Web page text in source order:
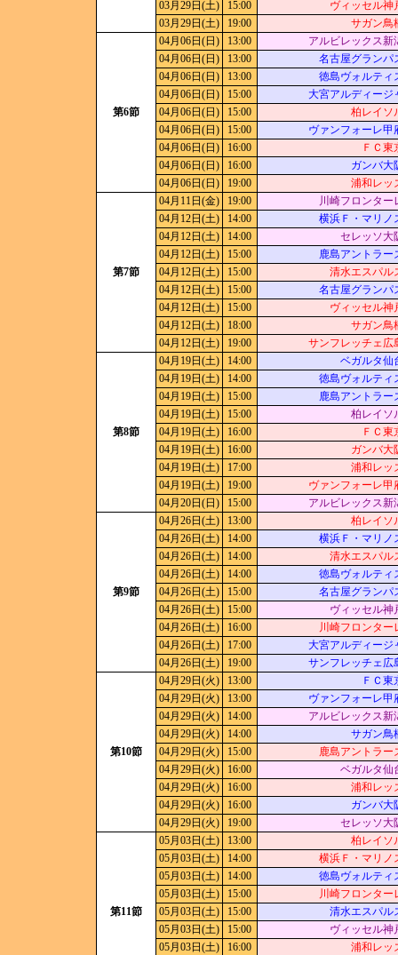
03月29日(土)
15:00
ヴィッセル神
03月29日(土)
19:00 サガン鳥
第6節
04月06日(日) 13:00
アルビレックス新
04月06日(日)
13:00
名古屋グランパ
04月06日(日)
13:00
徳島ヴォルティ
04月06日(日)
15:00
大宮アルディージ
04月06日(日)
15:00
柏レイソ
04月06日(日)
15:00
ヴァンフォーレ甲
04月06日(日)
16:00
ＦＣ東
04月06日(日)
16:00
ガンバ大
04月06日(日)
19:00 浦和レッ
第7節
04月11日(金) 19:00
川崎フロンター
04月12日(土)
14:00
横浜Ｆ・マリノ
04月12日(土)
14:00
セレッソ大
04月12日(土)
15:00
鹿島アントラー
04月12日(土)
15:00
清水エスパル
04月12日(土)
15:00
名古屋グランパ
04月12日(土)
15:00
ヴィッセル神
04月12日(土)
18:00
サガン鳥
04月12日(土)
19:00 サンフレッチェ広
第8節
04月19日(土) 14:00
ベガルタ仙
04月19日(土)
14:00
徳島ヴォルティ
04月19日(土)
15:00
鹿島アントラー
04月19日(土)
15:00
柏レイソ
04月19日(土)
16:00
ＦＣ東
04月19日(土)
16:00
ガンバ大
04月19日(土)
17:00
浦和レッ
04月19日(土)
19:00
ヴァンフォーレ甲
04月20日(日)
15:00 アルビレックス新
第9節
04月26日(土) 13:00
柏レイソ
04月26日(土)
14:00
横浜Ｆ・マリノ
04月26日(土)
14:00
清水エスパル
04月26日(土)
14:00
徳島ヴォルティ
04月26日(土)
15:00
名古屋グランパ
04月26日(土)
15:00
ヴィッセル神
04月26日(土)
16:00
川崎フロンター
04月26日(土)
17:00
大宮アルディージ
04月26日(土)
19:00 サンフレッチェ広
第10節
04月29日(火) 13:00
ＦＣ東
04月29日(火)
13:00
ヴァンフォーレ甲
04月29日(火)
14:00
アルビレックス新
04月29日(火)
14:00
サガン鳥
04月29日(火)
15:00
鹿島アントラー
04月29日(火)
16:00
ベガルタ仙
04月29日(火)
16:00
浦和レッ
04月29日(火)
16:00
ガンバ大
04月29日(火)
19:00 セレッソ大
第11節
05月03日(土) 13:00
柏レイソ
05月03日(土)
14:00
横浜Ｆ・マリノ
05月03日(土)
14:00
徳島ヴォルティ
05月03日(土)
15:00
川崎フロンター
05月03日(土)
15:00
清水エスパル
05月03日(土)
15:00
ヴィッセル神
05月03日(土)
16:00 浦和レッ